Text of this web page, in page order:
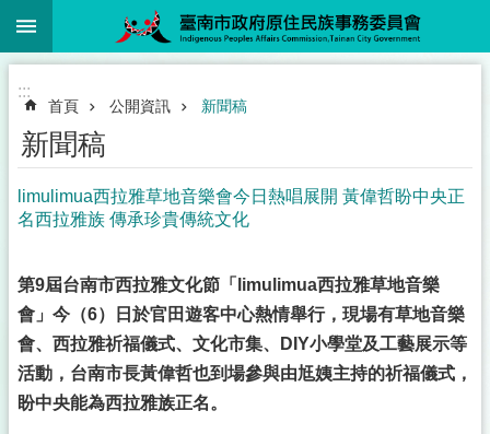
跳到主要內容區塊
:::
首頁 公開資訊 新聞稿
新聞稿
limulimua西拉雅草地音樂會今日熱唱展開 黃偉哲盼中央正
名西拉雅族 傳承珍貴傳統文化
第9屆台南市西拉雅文化節「limulimua西拉雅草地音樂
會」今（6）日於官田遊客中心熱情舉行，現場有草地音樂
會、西拉雅祈福儀式、文化市集、DIY小學堂及工藝展示等
活動，台南市長黃偉哲也到場參與由尪姨主持的祈福儀式，
盼中央能為西拉雅族正名。